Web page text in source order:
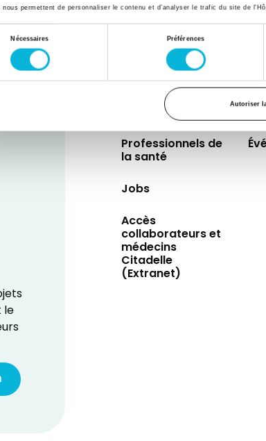
nous permettent de personnaliser le contenu et d’analyser le trafic du site de
Nécessaires Préférences
Autoriser
le
Espace Patient
Professionnels de
la santé
Jobs
Accès
collaborateurs et
médecins
Citadelle
(Extranet)